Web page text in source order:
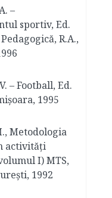
–
sportiv, Ed.
R.A.,
– Football, Ed.
1995
Metodologia
activități
I) MTS,
1992